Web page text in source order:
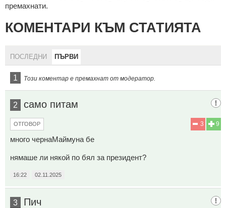
премахнати.
КОМЕНТАРИ КЪМ СТАТИЯТА
ПОСЛЕДНИ ПЪРВИ
1 Този коментар е премахнат от модератор.
2 само питам
9
3
ОТГОВОР
много чернаМаймуна бе
нямаше ли някой по бял за президент?
16:22 02.11.2025
3 Пич